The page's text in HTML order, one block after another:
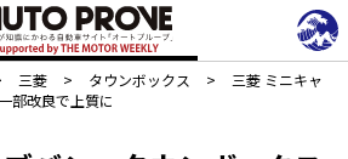
三菱 > タウンボックス >
三菱 ミニキャ
部改良で上質に